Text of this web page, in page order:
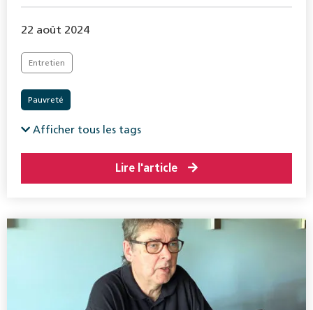
22 août 2024
Entretien
Pauvreté
Afficher tous les tags
Lire l'article